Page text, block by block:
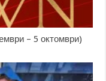
– 5 октомври)